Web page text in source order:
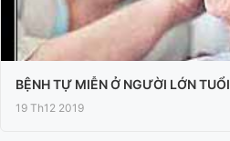
BỆNH TỰ MIỄN Ở NGƯỜI LỚN TUỔI
19 Th12 2019